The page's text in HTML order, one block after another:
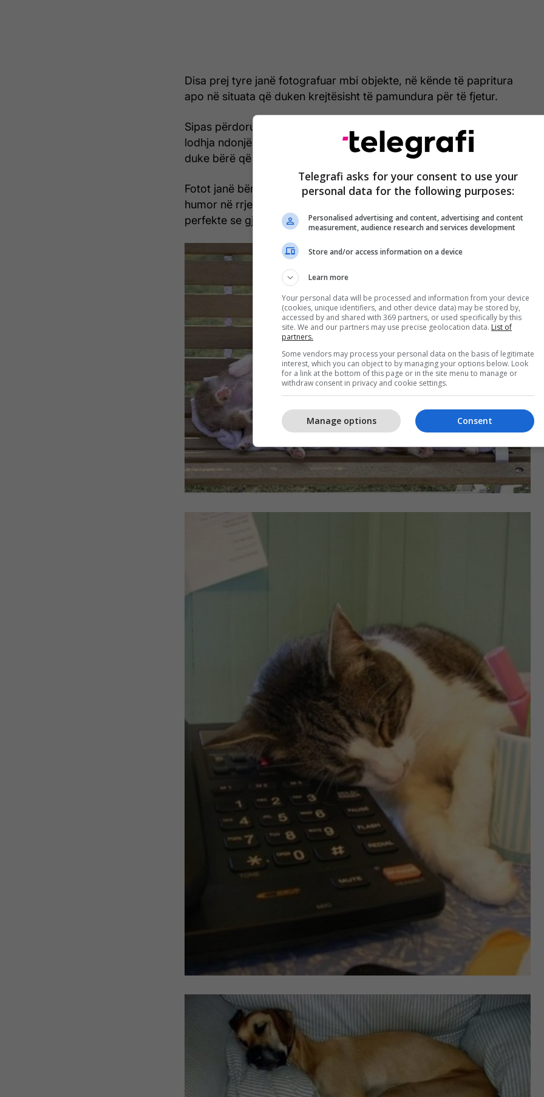
Disa prej tyre janë fotografuar mbi objekte, në kënde të papritura
apo në situata që duken krejtësisht të pamundura për të fjetur.
Sipas përdoruesve që i kanë shpërndarë, këto momente tregojnë se
lodhja ndonjëherë mund të jetë më e fortë se çdo rrethanë tjetër,
duke bërë që kafshët të flenë aty ku ndodhen në atë moment.
Fotot janë bërë shpejt virale, duke sjellë reagime të shumta dhe
humor në rrjetet sociale, ku përdoruesit i kanë cilësuar si “dëshmi
perfekte se gjumi nuk njeh kufij”./Telegrafi/
Telegrafi asks for your consent to use your
personal data for the following purposes:
Personalised advertising and content, advertising and content
measurement, audience research and services development
Store and/or access information on a device
Learn more
Your personal data will be processed and information from your device
(cookies, unique identifiers, and other device data) may be stored by,
accessed by and shared with 369 partners, or used specifically by this
site. We and our partners may use precise geolocation data. List of
partners.
Some vendors may process your personal data on the basis of legitimate
interest, which you can object to by managing your options below. Look
for a link at the bottom of this page or in the site menu to manage or
withdraw consent in privacy and cookie settings.
Consent
Manage options